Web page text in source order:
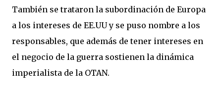
También se trataron la subordinación de Europa
a los intereses de EE.UU y se puso nombre a los
responsables, que además de tener intereses en
el negocio de la guerra sostienen la dinámica
imperialista de la OTAN.